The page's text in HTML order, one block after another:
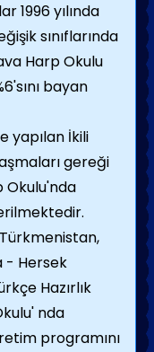
1996 yılında
sınıflarında
Harp Okulu
bayan
yapılan İkili
gereği
Okulu'nda
- Hersek
Hazırlık
nda
programını